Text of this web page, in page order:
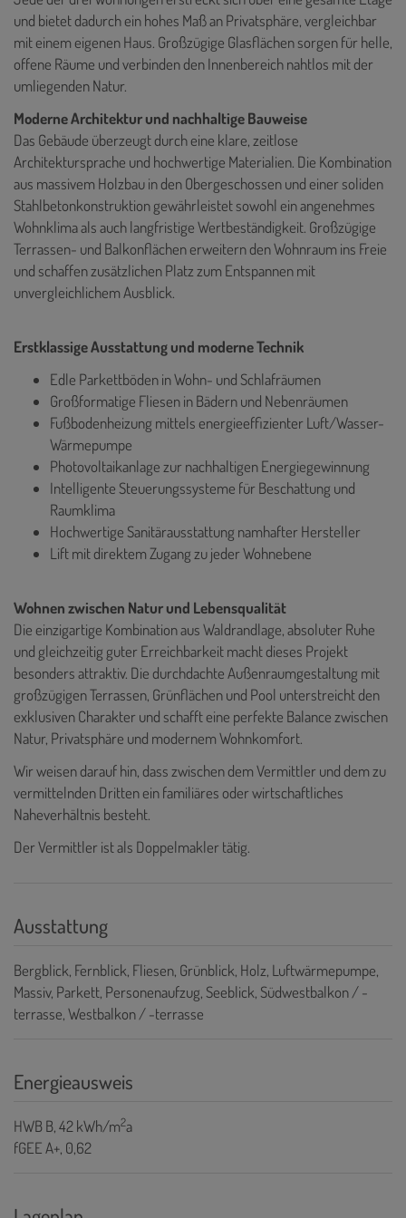
und bietet dadurch ein hohes Maß an Privatsphäre, vergleichbar
mit einem eigenen Haus. Großzügige Glasflächen sorgen für helle,
offene Räume und verbinden den Innenbereich nahtlos mit der
umliegenden Natur.
Moderne Architektur und nachhaltige Bauweise
Das Gebäude überzeugt durch eine klare, zeitlose
Architektursprache und hochwertige Materialien. Die Kombination
aus massivem Holzbau in den Obergeschossen und einer soliden
Stahlbetonkonstruktion gewährleistet sowohl ein angenehmes
Wohnklima als auch langfristige Wertbeständigkeit. Großzügige
Terrassen- und Balkonflächen erweitern den Wohnraum ins Freie
und schaffen zusätzlichen Platz zum Entspannen mit
unvergleichlichem Ausblick.
Erstklassige Ausstattung und moderne Technik
Edle Parkettböden in Wohn- und Schlafräumen
Großformatige Fliesen in Bädern und Nebenräumen
Fußbodenheizung mittels energieeffizienter Luft/Wasser-
Wärmepumpe
Photovoltaikanlage zur nachhaltigen Energiegewinnung
Intelligente Steuerungssysteme für Beschattung und
Raumklima
Hochwertige Sanitärausstattung namhafter Hersteller
Lift mit direktem Zugang zu jeder Wohnebene
Wohnen zwischen Natur und Lebensqualität
Die einzigartige Kombination aus Waldrandlage, absoluter Ruhe
und gleichzeitig guter Erreichbarkeit macht dieses Projekt
besonders attraktiv. Die durchdachte Außenraumgestaltung mit
großzügigen Terrassen, Grünflächen und Pool unterstreicht den
exklusiven Charakter und schafft eine perfekte Balance zwischen
Natur, Privatsphäre und modernem Wohnkomfort.
Wir weisen darauf hin, dass zwischen dem Vermittler und dem zu
vermittelnden Dritten ein familiäres oder wirtschaftliches
Naheverhältnis besteht.
Der Vermittler ist als Doppelmakler tätig.
Ausstattung
Bergblick Fernblick Fliesen Grünblick Holz Luftwärmepumpe
Massiv Parkett Personenaufzug Seeblick Südwestbalkon / -
terrasse Westbalkon / -terrasse
Energieausweis
HWBB, 42 kWh/m2a
fGEEA+, 0,62